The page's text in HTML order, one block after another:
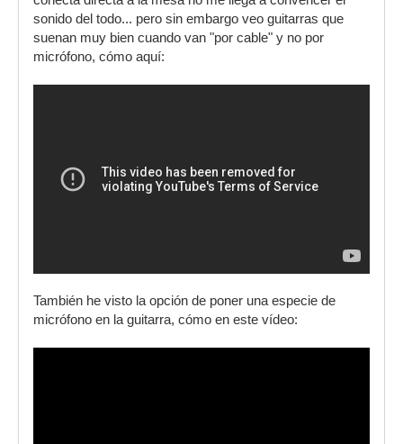
sonido del todo... pero sin embargo veo guitarras que
suenan muy bien cuando van "por cable" y no por
micrófono, cómo aquí:
También he visto la opción de poner una especie de
micrófono en la guitarra, cómo en este vídeo: